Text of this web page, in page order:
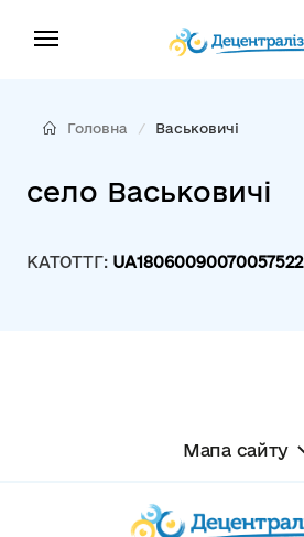
Головна Васьковичі
село Васьковичі
КАТОТТГ: UA18060090070057522
Мапа сайту